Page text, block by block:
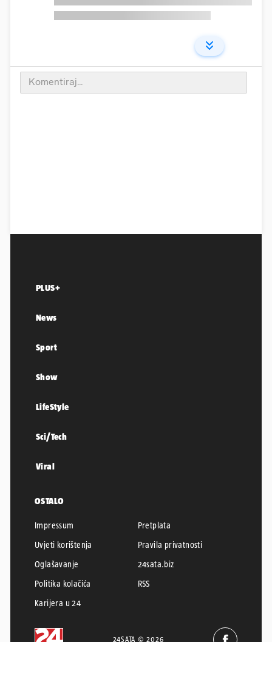
PLUS+
News
Sport
Show
LifeStyle
Sci/Tech
Viral
OSTALO
Impressum
Pretplata
Uvjeti korištenja
Pravila privatnosti
Oglašavanje
24sata.biz
Politika kolačića
RSS
Karijera u 24
24SATA © 2026